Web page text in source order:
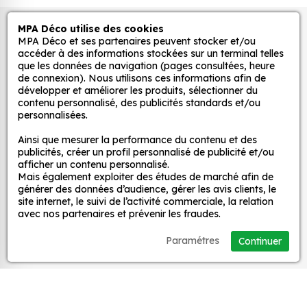
Grâce à notre sélection de stickers et autocollants,
adaptez la décoration d’une pièce, d’une voiture,
d’un meuble, d’une porte et de toute autre surface,
et ce, à moindre coût et sans effort.
Quels sont les avantages de nos stickers
décoration ?
nos Autocollant Londres Timbre Vintage 12 sont
disponibles dans une large gamme de motifs et
de couleurs, ce qui vous permet de trouver le
sticker parfait pour votre décoration.
Une installation facile : nos stickers sont faciles
les décoller de leur support et de les coller sur
la surface souhaitée. Vous pouvez vous aider
Autocollants pour véhicules et stickers
décoratifs
MPA Déco
Nos services
Nos sites
Mon Compte
MPA Déco utilise des cookies
MPA Déco et ses partenaires peuvent stocker et/ou
accéder à des informations stockées sur un terminal telles
que les données de navigation (pages consultées, heure
de connexion). Nous utilisons ces informations afin de
développer et améliorer les produits, sélectionner du
contenu personnalisé, des publicités standards et/ou
personnalisées.
Ainsi que mesurer la performance du contenu et des
publicités, créer un profil personnalisé de publicité et/ou
afficher un contenu personnalisé.
Mais également exploiter des études de marché afin de
générer des données d’audience, gérer les avis clients, le
site internet, le suivi de l’activité commerciale, la relation
avec nos partenaires et prévenir les fraudes.
Continuer
Paramétres